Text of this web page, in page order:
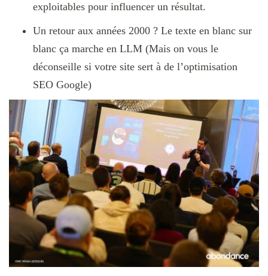
exploitables pour influencer un résultat.
Un retour aux années 2000 ? Le texte en blanc sur
blanc ça marche en LLM (Mais on vous le
déconseille si votre site sert à de l’optimisation
SEO Google)